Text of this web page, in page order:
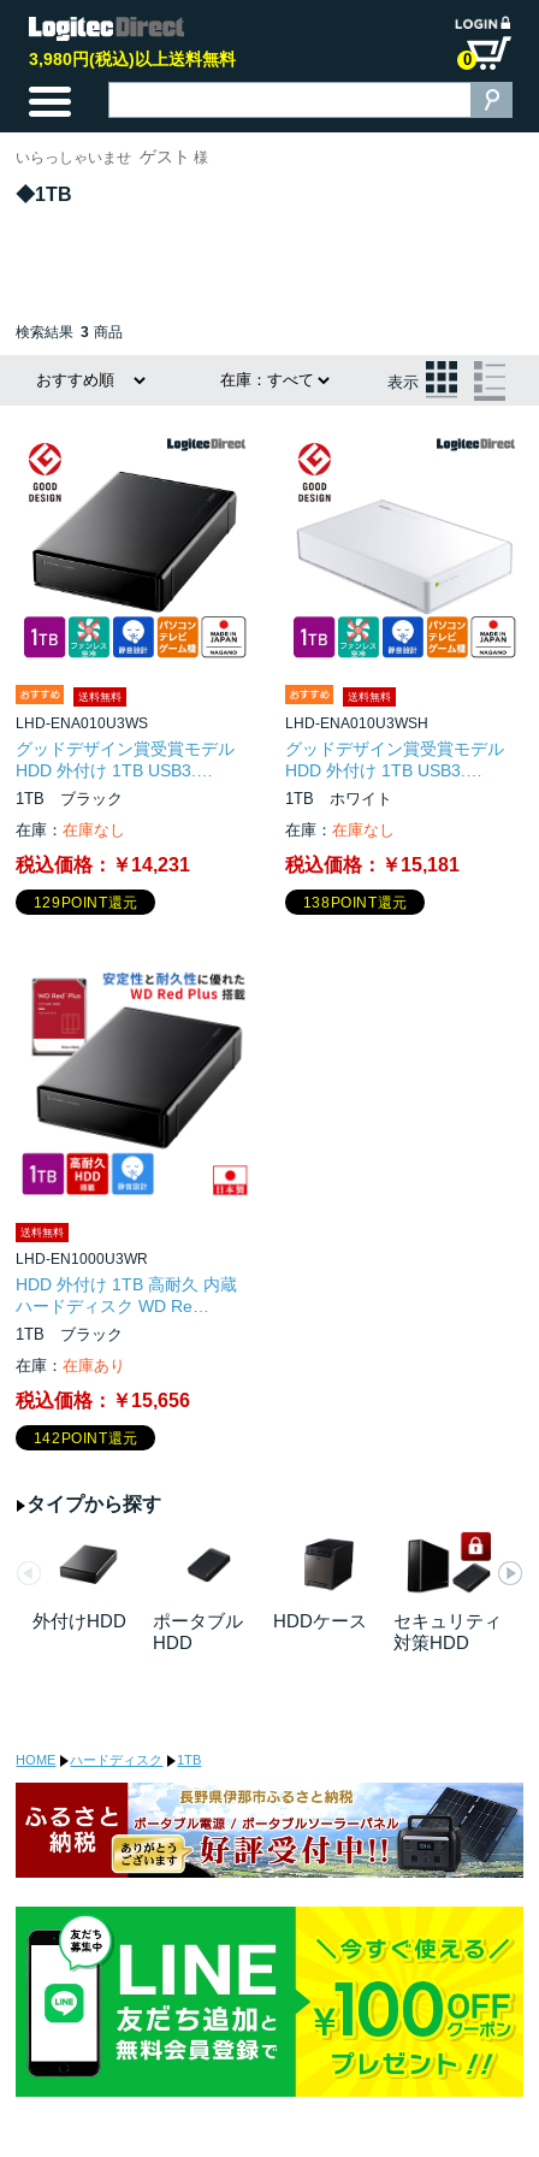
3,980円(税込)以上送料無料 0
いらっしゃいませ ゲスト 様
1TB
表示
検索結果 3 商品
送料無料
LHD-ENA010U3WS
グッドデザイン賞受賞モデル
HDD 外付け 1TB USB3.…
1TB ブラック
在庫：在庫なし
税込価格： ￥14,231
129POINT還元
送料無料
LHD-ENA010U3WSH
グッドデザイン賞受賞モデル
HDD 外付け 1TB USB3.…
1TB ホワイト
在庫：在庫なし
税込価格： ￥15,181
138POINT還元
送料無料
LHD-EN1000U3WR
HDD 外付け 1TB 高耐久 内蔵
ハードディスク WD Re…
1TB ブラック
在庫：在庫あり
税込価格： ￥15,656
142POINT還元
タイプから探す
外付けHDD
ポータブル
HDD
HDDケース
セキュリティ
対策HDD
HOME ハードディスク 1TB